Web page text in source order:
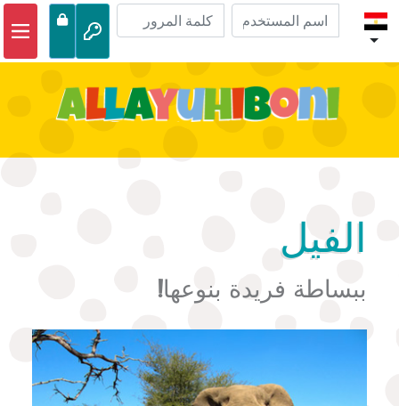
مغامرات الكتاب المقدس
الفيل
ببساطة فريدة بنوعها!